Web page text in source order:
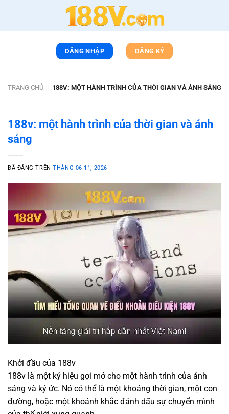
nội
ĐĂNG NHẬP ĐĂNG KÝ
TRANG CHỦ | 188V: MỘT HÀNH TRÌNH CỦA THỜI GIAN VÀ ÁNH SÁNG
188v: một hành trình của thời gian và ánh
sáng
ĐÃ ĐĂNG TRÊNTHÁNG 06 11, 2026
Khởi đầu của 188v
188v là một ký hiệu gợi mở cho một hành trình của ánh
sáng và ký ức. Nó có thể là một khoảng thời gian, một con
đường, hoặc một khoảnh khắc đánh dấu sự chuyển mình